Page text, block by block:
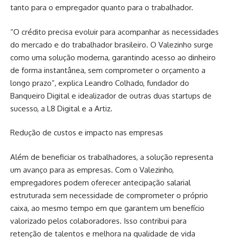
tanto para o empregador quanto para o trabalhador.
“O crédito precisa evoluir para acompanhar as necessidades
do mercado e do trabalhador brasileiro. O Valezinho surge
como uma solução moderna, garantindo acesso ao dinheiro
de forma instantânea, sem comprometer o orçamento a
longo prazo”, explica Leandro Colhado, fundador do
Banqueiro Digital e idealizador de outras duas startups de
sucesso, a L8 Digital e a Artiz.
Redução de custos e impacto nas empresas
Além de beneficiar os trabalhadores, a solução representa
um avanço para as empresas. Com o Valezinho,
empregadores podem oferecer antecipação salarial
estruturada sem necessidade de comprometer o próprio
caixa, ao mesmo tempo em que garantem um benefício
valorizado pelos colaboradores. Isso contribui para
retenção de talentos e melhora na qualidade de vida